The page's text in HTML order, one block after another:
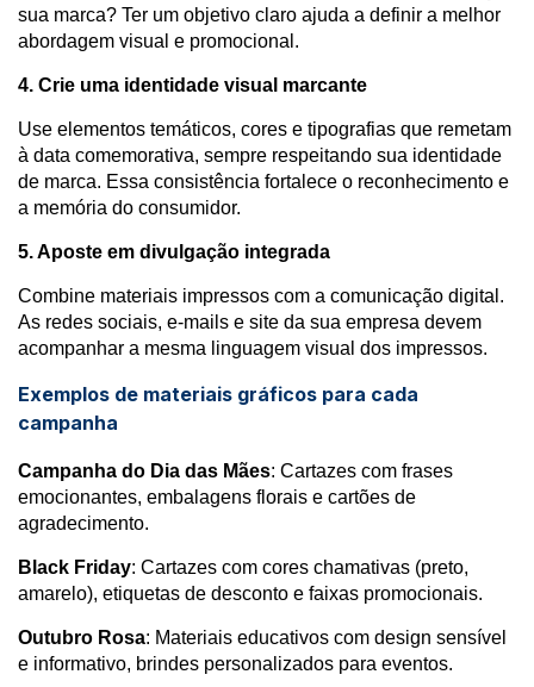
sua marca? Ter um objetivo claro ajuda a definir a melhor
abordagem visual e promocional.
4. Crie uma identidade visual marcante
Use elementos temáticos, cores e tipografias que remetam
à data comemorativa, sempre respeitando sua identidade
de marca. Essa consistência fortalece o reconhecimento e
a memória do consumidor.
5. Aposte em divulgação integrada
Combine materiais impressos com a comunicação digital.
As redes sociais, e-mails e site da sua empresa devem
acompanhar a mesma linguagem visual dos impressos.
Exemplos de materiais gráficos para cada
campanha
Campanha do Dia das Mães: Cartazes com frases
emocionantes, embalagens florais e cartões de
agradecimento.
Black Friday: Cartazes com cores chamativas (preto,
amarelo), etiquetas de desconto e faixas promocionais.
Outubro Rosa: Materiais educativos com design sensível
e informativo, brindes personalizados para eventos.